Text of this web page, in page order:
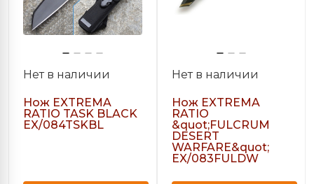
Нет в наличии
Нож EXTREMA
RATIO TASK BLACK
EX/084TSKBL
Нет в наличии
Нож EXTREMA
RATIO
&quot;FULCRUM
DESERT
WARFARE&quot;
EX/083FULDW